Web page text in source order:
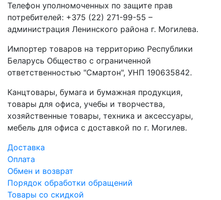
Телефон уполномоченных по защите прав
потребителей: +375 (22) 271-99-55 –
администрация Ленинского района г. Могилева.
Импортер товаров на территорию Республики
Беларусь Общество с ограниченной
ответственностью "Смартон", УНП 190635842.
Канцтовары, бумага и бумажная продукция,
товары для офиса, учебы и творчества,
хозяйственные товары, техника и аксессуары,
мебель для офиса с доставкой по г. Могилев.
Доставка
Оплата
Обмен и возврат
Порядок обработки обращений
Товары со скидкой